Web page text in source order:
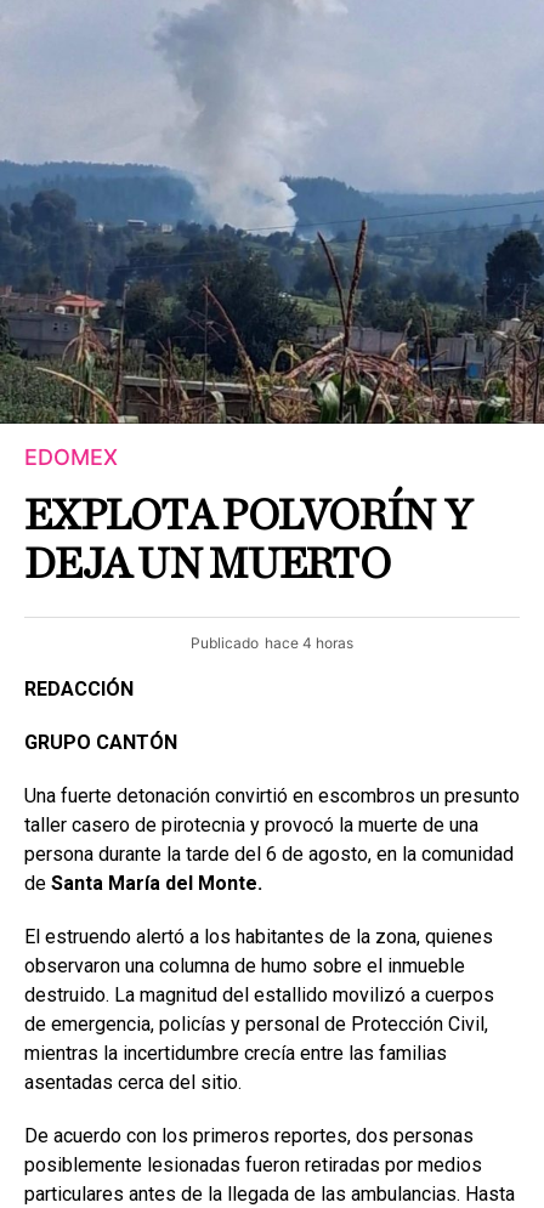
EDOMEX
EXPLOTA POLVORÍN Y
DEJA UN MUERTO
Publicado hace 4 horas
REDACCIÓN
GRUPO CANTÓN
Una fuerte detonación convirtió en escombros un presunto
taller casero de pirotecnia y provocó la muerte de una
persona durante la tarde del 6 de agosto, en la comunidad
de Santa María del Monte.
El estruendo alertó a los habitantes de la zona, quienes
observaron una columna de humo sobre el inmueble
destruido. La magnitud del estallido movilizó a cuerpos
de emergencia, policías y personal de Protección Civil,
mientras la incertidumbre crecía entre las familias
asentadas cerca del sitio.
De acuerdo con los primeros reportes, dos personas
posiblemente lesionadas fueron retiradas por medios
particulares antes de la llegada de las ambulancias. Hasta